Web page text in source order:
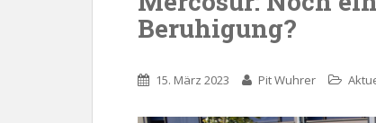
Beruhigung?
15. März 2023 Pit Wuhrer